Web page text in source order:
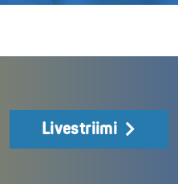
Livestriimi